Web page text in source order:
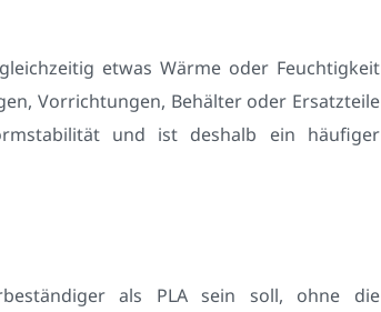
etwas Wärme oder Feuchtigkeit
Vorrichtungen, Behälter oder Ersatzteile
und ist deshalb ein häufiger
als PLA sein soll, ohne die